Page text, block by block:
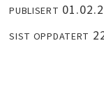
PUBLISERT
SIST OPPDATERT